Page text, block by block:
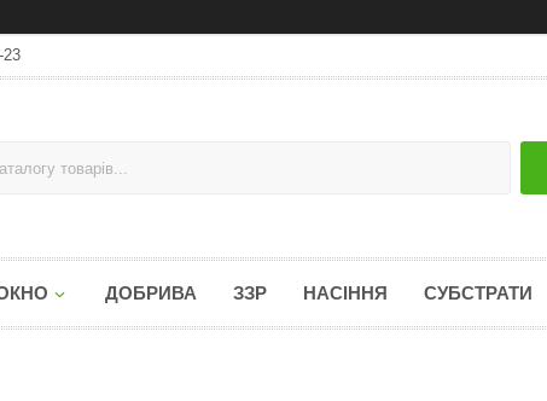
23
ДОБРИВА ЗЗР НАСІННЯ СУБСТРАТИ